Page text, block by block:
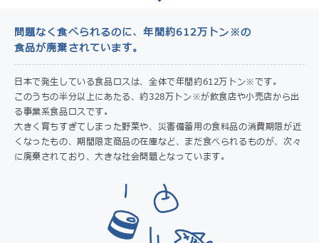
問題なく食べられるのに、年間約612万トン※の
食品が廃棄されています。
日本で発生している食品ロスは、全体で年間約612万トン※です。
このうちの半分以上にあたる、約328万トン※が飲食店や小売店から出
る事業系食品ロスです。
大きく育ちすぎてしまった野菜や、災害備蓄用の食料品の消費期限が近
くなったもの、期間限定商品の在庫など、まだ食べられるものが、次々
に廃棄されており、大きな社会問題となっています。